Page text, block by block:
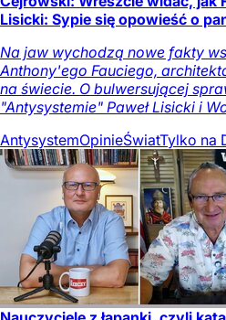
Lisicki: Sypie się opowieść o
Na jaw wychodzą nowe fakty
Anthony'ego Fauciego,
na świecie. O bulwersującej
"Antysystemie" Paweł Lisicki i
AntysystemOpinieŚwiatTylko na